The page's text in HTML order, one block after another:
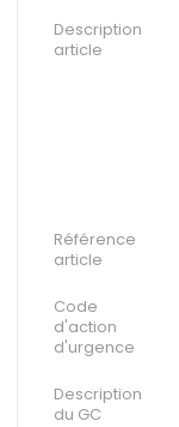
Description
article
Référence
article
Code
d'action
d'urgence
Description
du GC